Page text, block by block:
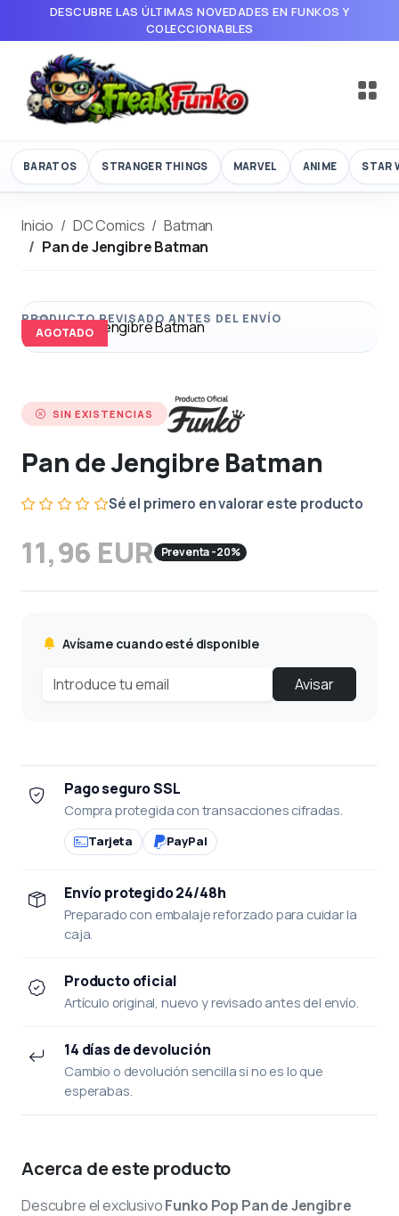
DESCUBRE LAS ÚLTIMAS NOVEDADES EN FUNKOS Y
COLECCIONABLES
BARATOS STRANGER THINGS MARVEL ANIME STAR
Inicio DC Comics
Batman
Pan de Jengibre Batman
AGOTADO
SIN EXISTENCIAS
Pan de Jengibre Batman
Sé el primero en valorar este producto
11,96 EUR Preventa -20%
Avísame cuando esté disponible
Avisar
Pago seguro SSL
Compra protegida con transacciones cifradas.
Tarjeta PayPal
Envío protegido 24/48h
Preparado con embalaje reforzado para cuidar la
caja.
Producto oficial
Artículo original, nuevo y revisado antes del envío.
14 días de devolución
Cambio o devolución sencilla si no es lo que
esperabas.
Acerca de este producto
Descubre el exclusivoFunko Pop Pan de Jengibre